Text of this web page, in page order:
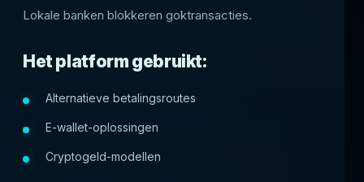
Lokale banken blokkeren goktransacties.
Het platform gebruikt:
Alternatieve betalingsroutes
E-wallet-oplossingen
Cryptogeld-modellen